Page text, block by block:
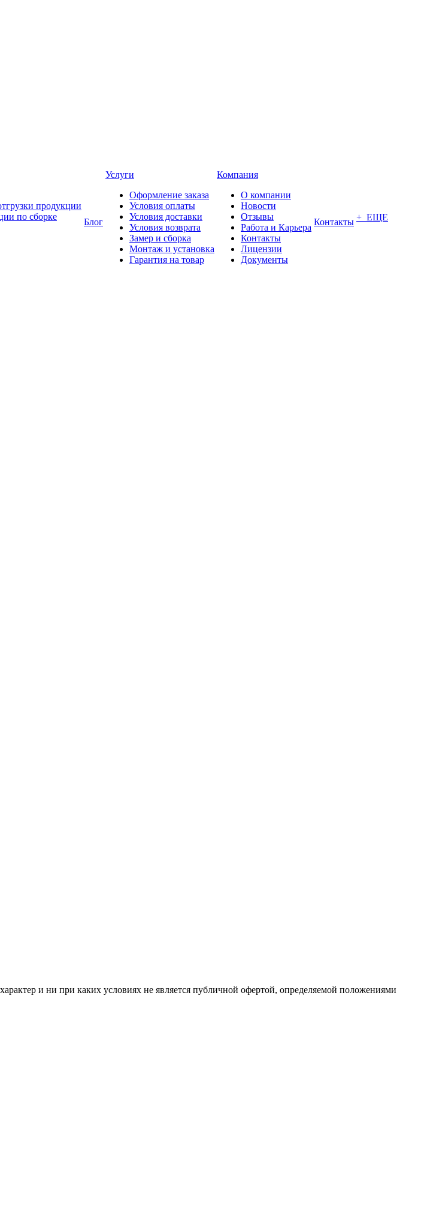
продукции
по сборке
Блог
Услуги
Оформление заказа
Условия оплаты
Условия доставки
Условия возврата
Замер и сборка
Монтаж и установка
Гарантия на товар
Компания
О компании
Новости
Отзывы
Работа и Карьера
Контакты
Лицензии
Документы
Контакты + ЕЩЕ
и ни при каких условиях не является публичной офертой, определяемой положениями